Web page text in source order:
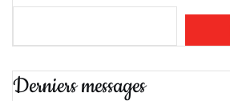
Derniers messages